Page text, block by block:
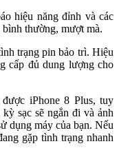
hiệu năng đỉnh và các
thường, mượt mà.
trạng pin bảo trì. Hiệu
cấp đủ dung lượng cho
iPhone 8 Plus, tuy
sạc sẽ ngắn đi và ảnh
dụng máy của bạn. Nếu
gặp tình trạng nhanh